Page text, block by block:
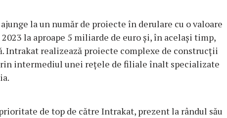
la un număr de proiecte în derulare cu o valoare
la aproape 5 miliarde de euro şi, în acelaşi timp,
Intrakat realizează proiecte complexe de construcţii
intermediul unei reţele de filiale înalt specializate
de top de către Intrakat, prezent la rândul său